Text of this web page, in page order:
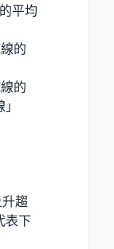
平均
的
的
趨
表下